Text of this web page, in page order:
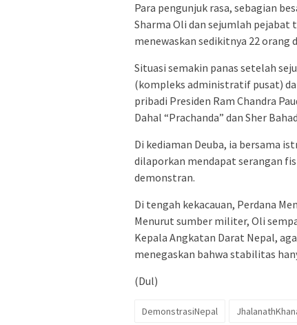
Para pengunjuk rasa, sebagian
Sharma Oli dan sejumlah pejabat
menewaskan sedikitnya 22 orang
Situasi semakin panas setelah
(kompleks administratif pusat)
pribadi Presiden Ram Chandra
Dahal “Prachanda” dan Sher
Di kediaman Deuba, ia bersama
dilaporkan mendapat serangan
demonstran.
Di tengah kekacauan, Perdana
Menurut sumber militer, Oli
Kepala Angkatan Darat Nepal,
menegaskan bahwa stabilitas
(Dul)
DemonstrasiNepal